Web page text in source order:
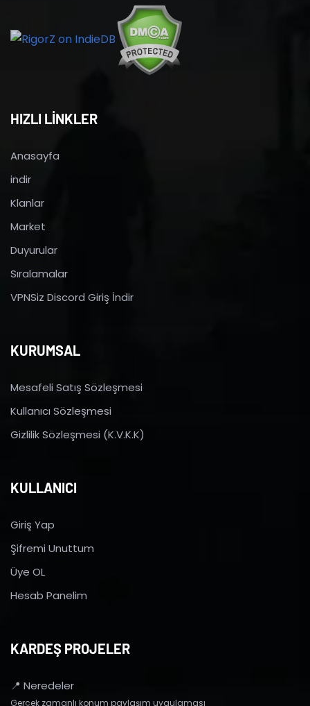
HIZLI LİNKLER
Anasayfa
indir
Klanlar
Market
Duyurular
Sıralamalar
VPNSiz Discord Giriş İndir
KURUMSAL
Mesafeli Satış Sözleşmesi
Kullanıcı Sözleşmesi
Gizlilik Sözleşmesi (K.V.K.K)
KULLANICI
Giriş Yap
Şifremi Unuttum
Üye OL
Hesab Panelim
KARDEŞ PROJELER
📍 Neredeler
Gerçek zamanlı konum paylaşım uygulaması